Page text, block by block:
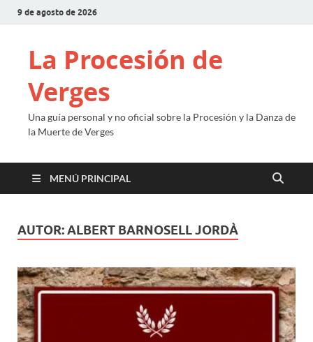
9 de agosto de 2026
La Procesión de
Verges
Una guía personal y no oficial sobre la Procesión y la Danza de
la Muerte de Verges
MENÚ PRINCIPAL
AUTOR:ALBERT BARNOSELL JORDÀ